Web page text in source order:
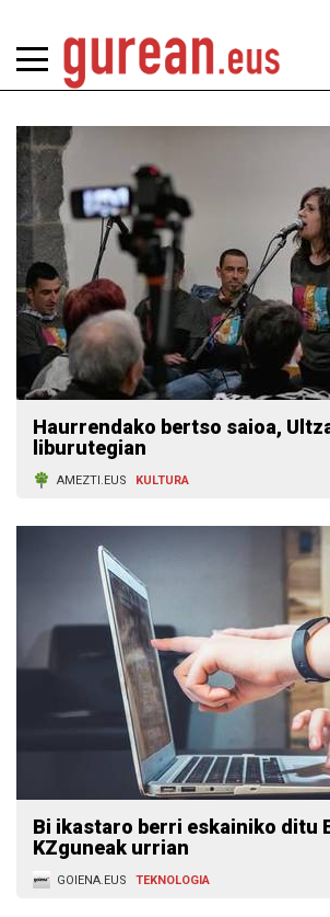
Haurrendako bertso saioa,
liburutegian
AMEZTI.EUS KULTURA
Bi ikastaro berri eskainiko ditu
KZguneak urrian
GOIENA.EUS TEKNOLOGIA